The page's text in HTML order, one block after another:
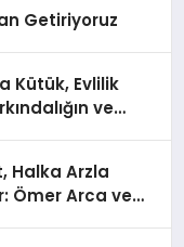
Getiriyoruz
Kütük, Evlilik
ve
Halka Arzla
Ömer Arca ve